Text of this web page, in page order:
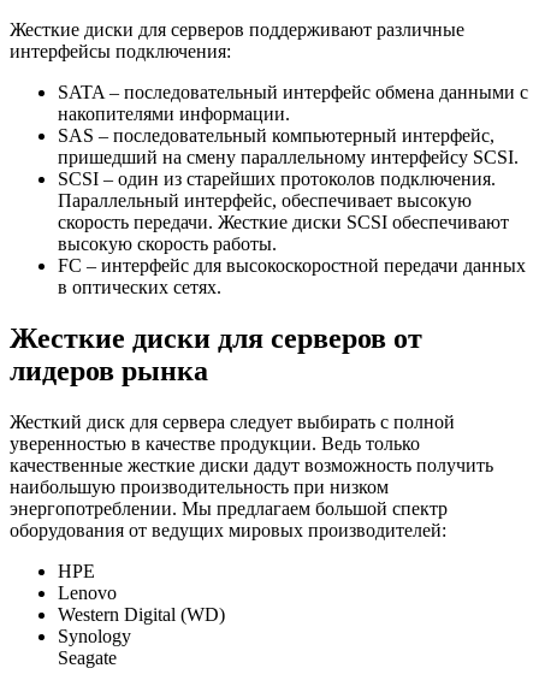
Жесткие диски для серверов поддерживают различные
интерфейсы подключения:
SATA – последовательный интерфейс обмена данными с
накопителями информации.
SAS – последовательный компьютерный интерфейс,
пришедший на смену параллельному интерфейсу SCSI.
SCSI – один из старейших протоколов подключения.
Параллельный интерфейс, обеспечивает высокую
скорость передачи. Жесткие диски SCSI обеспечивают
высокую скорость работы.
FC – интерфейс для высокоскоростной передачи данных
в оптических сетях.
Жесткие диски для серверов от
лидеров рынка
Жесткий диск для сервера следует выбирать с полной
уверенностью в качестве продукции. Ведь только
качественные жесткие диски дадут возможность получить
наибольшую производительность при низком
энергопотреблении. Мы предлагаем большой спектр
оборудования от ведущих мировых производителей:
HPЕ
Lenovo
Western Digital (WD)
Synology
Seagate